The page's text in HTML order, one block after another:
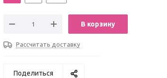
В корзину
Рассчитать доставку
Поделиться